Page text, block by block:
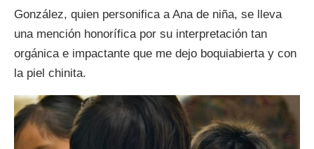
González, quien personifica a Ana de niña, se lleva
una mención honorífica por su interpretación tan
orgánica e impactante que me dejo boquiabierta y con
la piel chinita.